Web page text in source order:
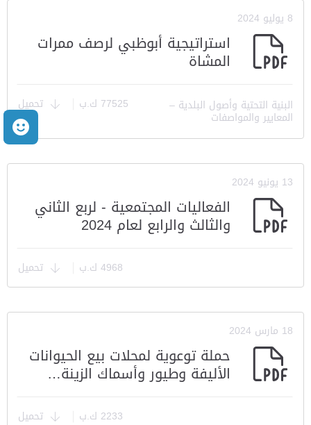
8 يوليو 2024
استراتيجية أبوظبي لرصف ممرات
المشاة
البنية التحتية وأصول البلدية –
المعايير والمواصفات
77525 ك.ب تحميل
13 يونيو 2024
الفعاليات المجتمعية - لربع الثاني
والثالث والرابع لعام 2024
4968 ك.ب تحميل
18 مارس 2024
حملة توعوية لمحلات بيع الحيوانات
الأليفة وطيور وأسماك الزينة…
2233 ك.ب تحميل